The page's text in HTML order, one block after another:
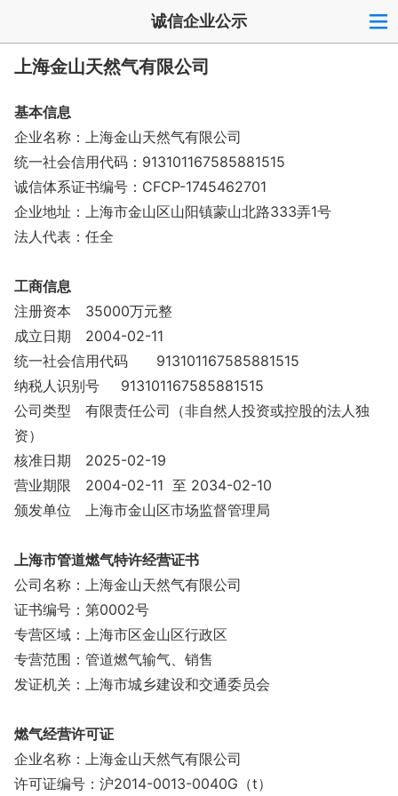
诚信企业公示
上海金山天然气有限公司
基本信息
企业名称：上海金山天然气有限公司
统一社会信用代码：913101167585881515
诚信体系证书编号：CFCP-1745462701
企业地址：上海市金山区山阳镇蒙山北路333弄1号
法人代表：任全
工商信息
注册资本
35000万元整
成立日期
2004-02-11
统一社会信用代码
913101167585881515
纳税人识别号
913101167585881515
公司类型
有限责任公司（非自然人投资或控股的法人独
资）
核准日期
2025-02-19
营业期限
2004-02-11 至 2034-02-10
颁发单位
上海市金山区市场监督管理局
上海市管道燃气特许经营证书
公司名称：上海金山天然气有限公司
证书编号：第0002号
专营区域：上海市区金山区行政区
专营范围：管道燃气输气、销售
发证机关：上海市城乡建设和交通委员会
燃气经营许可证
企业名称：上海金山天然气有限公司
许可证编号：沪2014-0013-0040G（t）